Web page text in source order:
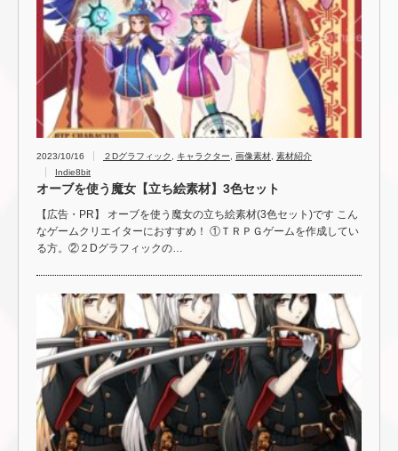
2023/10/16 ２Dグラフィック キャラクター 画像素材 素材紹介
Indie8bit
オーブを使う魔女【立ち絵素材】3色セット
【広告・PR】 オーブを使う魔女の立ち絵素材(3色セット)です こん
なゲームクリエイターにおすすめ！ ①ＴＲＰＧゲームを作成してい
る方。②２Dグラフィックの…